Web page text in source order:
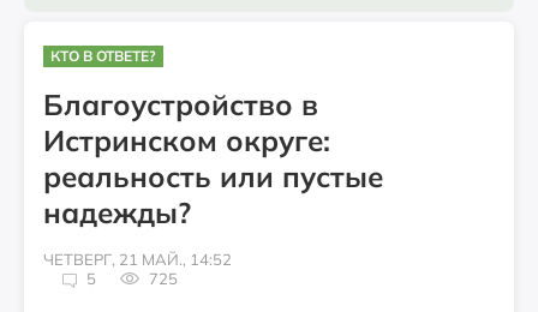
КТО В ОТВЕТЕ?
Благоустройство в
Истринском округе:
реальность или пустые
надежды?
ЧЕТВЕРГ, 21 МАЙ., 14:52
5
725